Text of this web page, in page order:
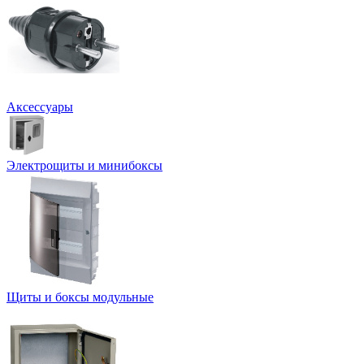
Аксессуары
Электрощиты и минибоксы
Щиты и боксы модульные